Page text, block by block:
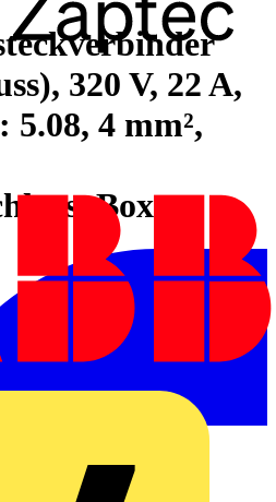
320 V, 22 A,
4 mm²,
Box